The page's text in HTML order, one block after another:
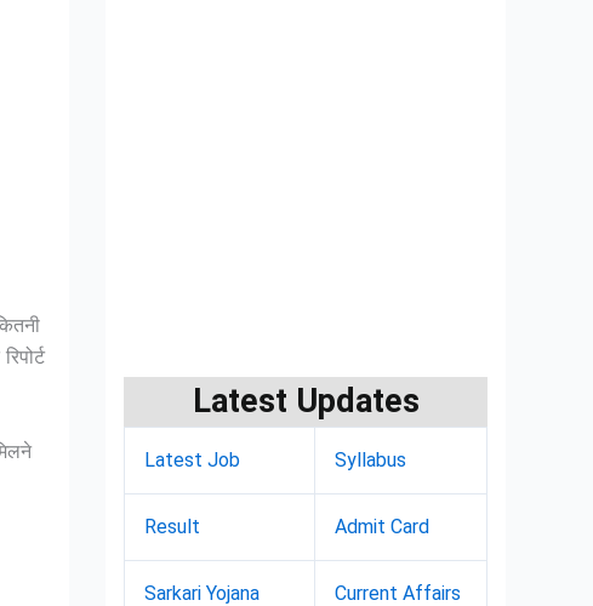
Latest Updates
Latest Job Syllabus
Result Admit Card
Sarkari Yojana Current Affairs